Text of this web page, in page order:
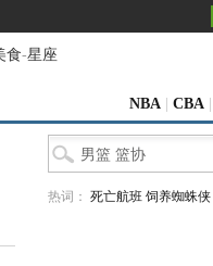
食-星座
NBA CBA
热词： 死亡航班 饲养蜘蛛侠